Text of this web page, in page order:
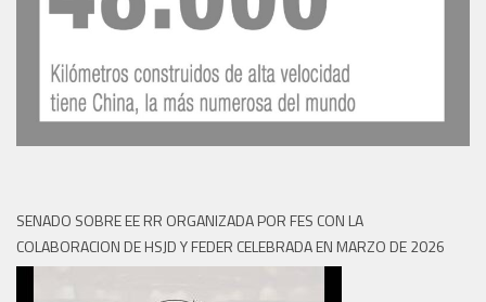
SENADO SOBRE EE RR ORGANIZADA POR FES CON LA
COLABORACION DE HSJD Y FEDER CELEBRADA EN MARZO DE 2026